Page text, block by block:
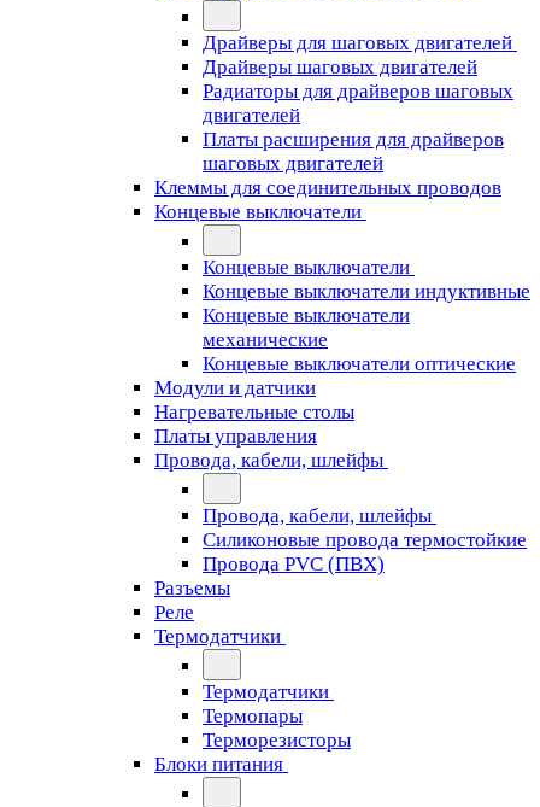
Драйверы для шаговых двигателей
Драйверы шаговых двигателей
Радиаторы для драйверов шаговых
двигателей
Платы расширения для драйверов
шаговых двигателей
Клеммы для соединительных проводов
Концевые выключатели
Концевые выключатели
Концевые выключатели индуктивные
Концевые выключатели
механические
Концевые выключатели оптические
Модули и датчики
Нагревательные столы
Платы управления
Провода, кабели, шлейфы
Провода, кабели, шлейфы
Силиконовые провода термостойкие
Провода PVC (ПВХ)
Разъемы
Реле
Термодатчики
Термодатчики
Термопары
Терморезисторы
Блоки питания